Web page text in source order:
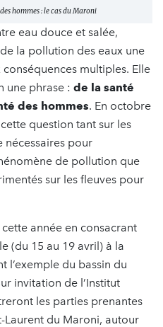
hommes : le cas du Maroni
eau douce et salée,
la pollution des eaux une
multiples. Elle
une phrase : de la santé
des hommes. En octobre
cette question tant sur les
nécessaires pour
de pollution que
sur les fleuves pour
année en consacrant
(du 15 au 19 avril) à la
l’exemple du bassin du
invitation de l’Institut
les parties prenantes
Laurent du Maroni, autour